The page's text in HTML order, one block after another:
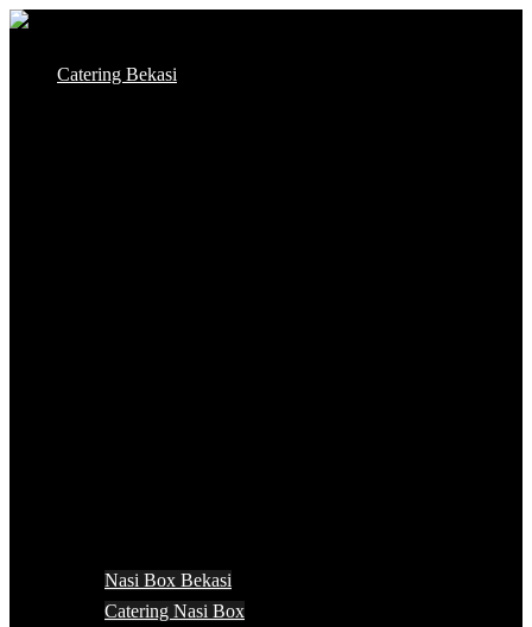
Skip
content
Catering Bekasi
Nasi Box Bekasi
Catering Nasi Box